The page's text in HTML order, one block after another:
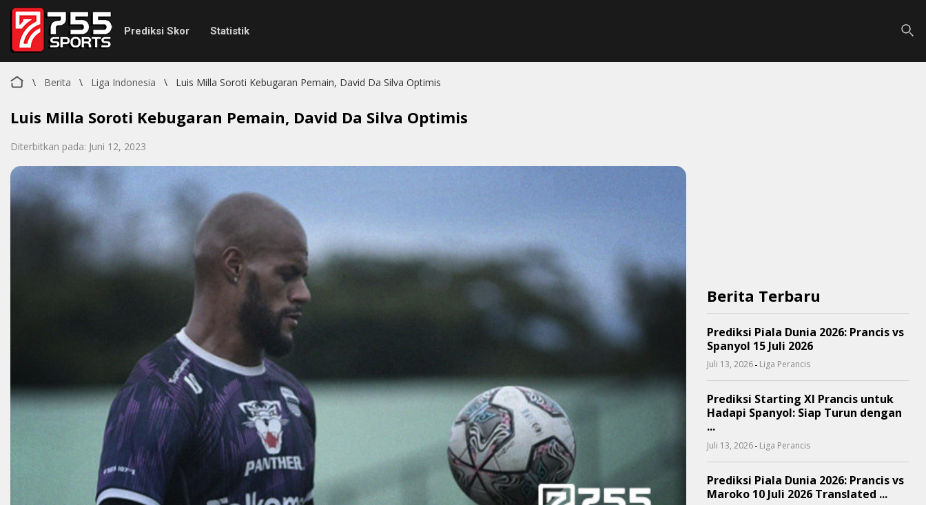
Prediksi Skor Statistik
\ Berita \ Liga Indonesia \ Luis Milla Soroti Kebugaran Pemain, David Da Silva Optimis
Luis Milla Soroti Kebugaran Pemain, David Da Silva Optimis
Diterbitkan pada: Juni 12, 2023
Berita Terbaru
Prediksi Piala Dunia 2026: Prancis vs
Spanyol 15 Juli 2026
Juli 13, 2026 - Liga Perancis
Prediksi Starting XI Prancis untuk
Hadapi Spanyol: Siap Turun dengan
...
Juli 13, 2026 - Liga Perancis
Prediksi Piala Dunia 2026: Prancis vs
Maroko 10 Juli 2026 Translated ...